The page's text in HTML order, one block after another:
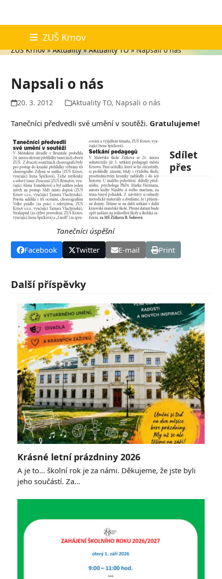
content
ZUŠ Krnov
Aktuality
ZUŠ Krnov»Aktuality»Aktuality TO»Napsali o nás
Napsali o nás
20. 3. 2012 Aktuality TO, Napsali o nás
Tanečníci předvedli své umění v soutěži. Gratulujeme!
Tanečníci úspěšní
Sdílet
přes
Facebook Twitter E-mail Print
Další příspěvky
Krásné letní prázdniny 2026
A je to… školní rok je za námi. Děkujeme, že jste byli
jeho součástí. Za…